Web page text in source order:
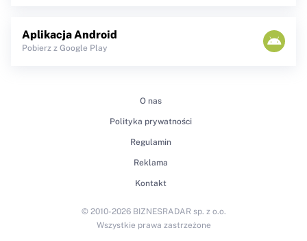
Aplikacja Android
Pobierz z Google Play
O nas
Polityka prywatności
Regulamin
Reklama
Kontakt
© 2010-2026 BIZNESRADAR sp. z o.o.
Wszystkie prawa zastrzeżone